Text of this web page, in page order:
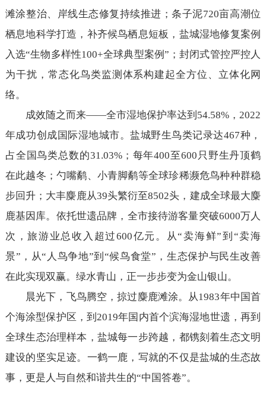
滩涂整治、岸线生态修复持续推进；条子泥720亩高潮位
栖息地科学打造，补齐候鸟栖息短板，盐城湿地修复案例
入选“生物多样性100+全球典型案例”；封闭式管控严控人
为干扰，常态化鸟类监测体系构建起全方位、立体化网
络。
成效随之而来——全市湿地保护率达到54.58%，2022
年成功创成国际湿地城市。盐城野生鸟类记录达467种，
占全国鸟类总数的31.03%；每年400至600只野生丹顶鹤
在此越冬；勺嘴鹬、小青脚鹬等全球珍稀濒危鸟种种群稳
步回升；大丰麋鹿从39头繁衍至8502头，建成全球最大麋
鹿基因库。依托世遗品牌，全市接待游客量突破6000万人
次，旅游业总收入超过600亿元。从“卖海鲜”到“卖海
景”，从“人鸟争地”到“候鸟食堂”，生态保护与民生改善
在此实现双赢。绿水青山，正一步步变为金山银山。
晨光下，飞鸟腾空，掠过麋鹿滩涂。从1983年中国首
个海涂型保护区，到2019年国内首个滨海湿地世遗，再到
全球生态治理样本，盐城每一步跨越，都镌刻着生态文明
建设的坚实足迹。一鹤一鹿，写就的不仅是盐城的生态故
事，更是人与自然和谐共生的“中国答卷”。